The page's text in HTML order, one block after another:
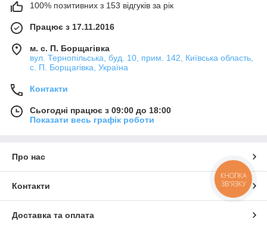
100% позитивних з 153 відгуків за рік
Працює з 17.11.2016
м. с. П. Борщагівка
вул. Тернопільська, буд. 10, прим. 142, Київська область,
с. П. Борщагівка, Україна
Контакти
Сьогодні працює з 09:00 до 18:00
Показати весь графік роботи
Про нас
Контакти
Доставка та оплата
КНОПКА
ЗВ'ЯЗКУ